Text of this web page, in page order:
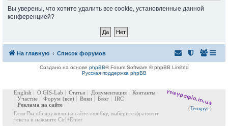
Вы уверены, что хотите удалить все cookie, установленные данной
конференцией?
На главную Список форумов
Создано на основе phpBB® Forum Software © phpBB Limited
Русская поддержка phpBB
(Геокруг)
English О GIS-Lab Статьи Документация
Контакты
Участие
Форум (все) Вики Блог
IRC
Реклама на сайте
Если Вы обнаружили на сайте ошибку, выберите фрагмент
текста и нажмите Ctrl+Enter